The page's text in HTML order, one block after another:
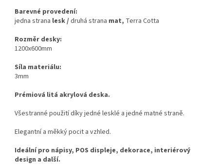
Barevné provedení:
jedna strana lesk /druhá strana mat, Terra Cotta
Rozměr desky:
1200x600mm
Síla materiálu:
3mm
Prémiová litá akrylová deska.
Všestranné použití díky jedné lesklé a jedné matné straně.
Elegantní a měkký pocit a vzhled.
Ideální pro nápisy, POS displeje, dekorace, interiérový
design a další.